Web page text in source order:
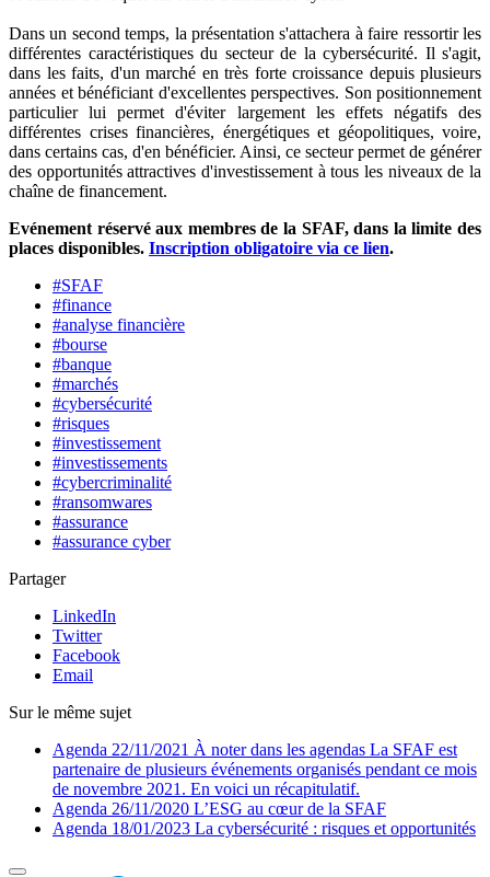
Dans un second temps, la présentation s'attachera à faire ressortir les
différentes caractéristiques du secteur de la cybersécurité. Il s'agit,
dans les faits, d'un marché en très forte croissance depuis plusieurs
années et bénéficiant d'excellentes perspectives. Son positionnement
particulier lui permet d'éviter largement les effets négatifs des
différentes crises financières, énergétiques et géopolitiques, voire,
dans certains cas, d'en bénéficier. Ainsi, ce secteur permet de générer
des opportunités attractives d'investissement à tous les niveaux de la
chaîne de financement.
Evénement réservé aux membres de la SFAF, dans la limite des
places disponibles. Inscription obligatoire via ce lien.
#SFAF
#finance
#analyse financière
#bourse
#banque
#marchés
#cybersécurité
#risques
#investissement
#investissements
#cybercriminalité
#ransomwares
#assurance
#assurance cyber
Partager
LinkedIn
Twitter
Facebook
Email
Sur le même sujet
Agenda 22/11/2021 À noter dans les agendas La SFAF est
partenaire de plusieurs événements organisés pendant ce mois
de novembre 2021. En voici un récapitulatif.
Agenda 26/11/2020 L’ESG au cœur de la SFAF
Agenda 18/01/2023 La cybersécurité : risques et opportunités